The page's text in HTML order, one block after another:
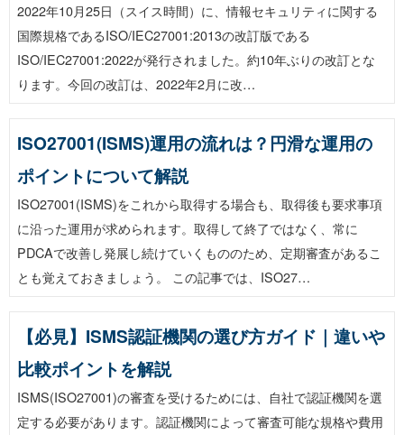
2022年10月25日（スイス時間）に、情報セキュリティに関する
国際規格であるISO/IEC27001:2013の改訂版である
ISO/IEC27001:2022が発行されました。約10年ぶりの改訂とな
ります。今回の改訂は、2022年2月に改…
ISO27001(ISMS)運用の流れは？円滑な運用の
ポイントについて解説
ISO27001(ISMS)をこれから取得する場合も、取得後も要求事項
に沿った運用が求められます。取得して終了ではなく、常に
PDCAで改善し発展し続けていくもののため、定期審査があるこ
とも覚えておきましょう。 この記事では、ISO27…
【必見】ISMS認証機関の選び方ガイド｜違いや
比較ポイントを解説
ISMS(ISO27001)の審査を受けるためには、自社で認証機関を選
定する必要があります。認証機関によって審査可能な規格や費用